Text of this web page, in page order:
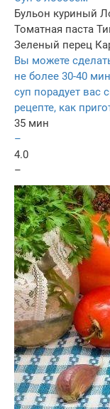
Бульон куриный
Томатная паста
Зеленый перец
Вы можете
не более 30-40
суп порадует вас
рецепте, как
35 мин
–
4.0
–